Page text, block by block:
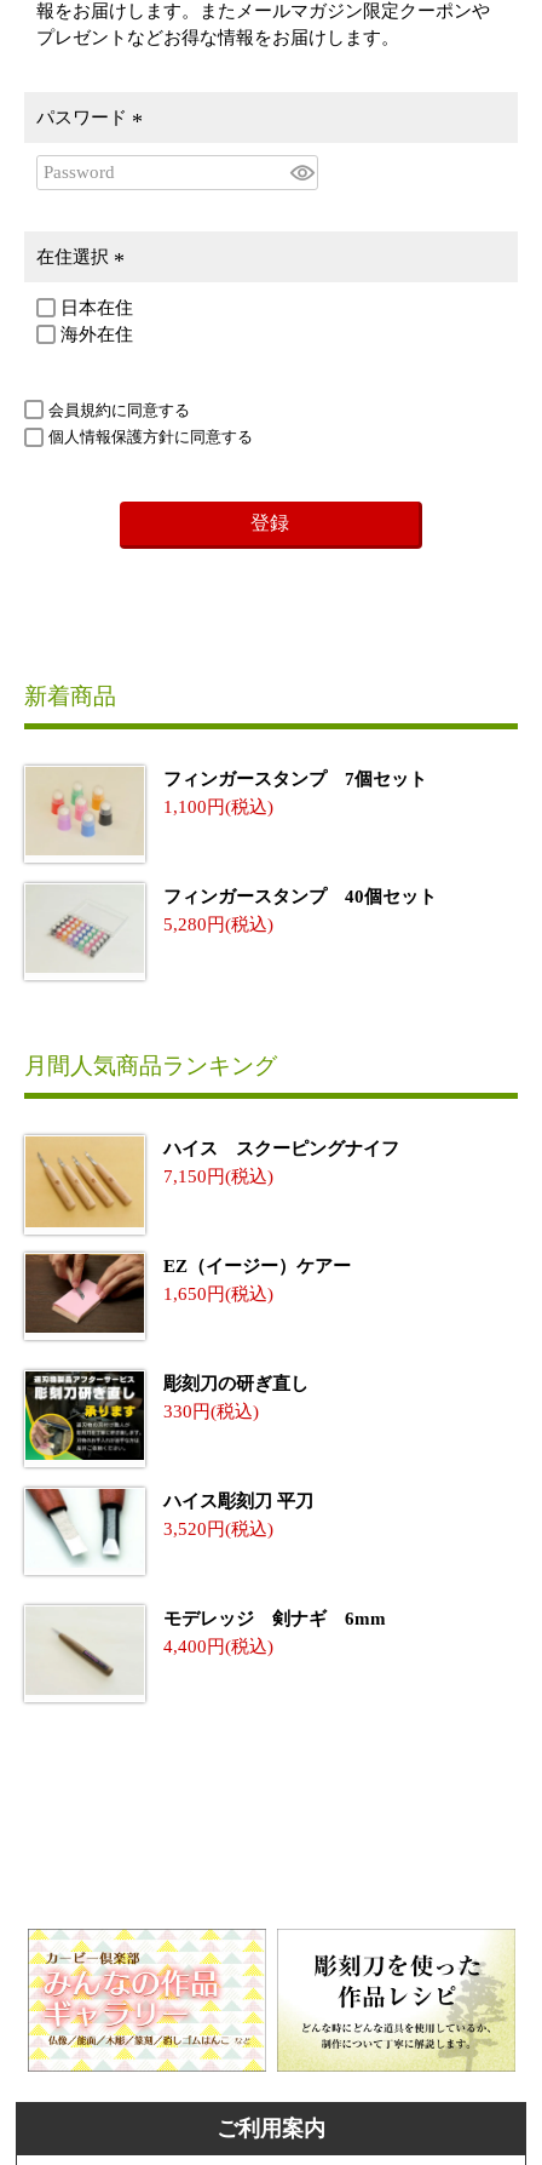
報をお届けします。またメールマガジン限定クーポンや
プレゼントなどお得な情報をお届けします。
パスワード
(
在住選択
必
須
日本在住
海外在住
会員規約に同意する
個人情報保護方針に同意する
登録
新着商品
フィンガースタンプ 7個セット
1,100
フィンガースタンプ 40個セット
5,280
月間人気商品ランキング
ハイス スクーピングナイフ
7,150
EZ（イージー）ケアー
1,650
彫刻刀の研ぎ直し
330
ハイス彫刻刀 平刀
3,520
モデレッジ 剣ナギ 6mm
4,400
ご利用案内